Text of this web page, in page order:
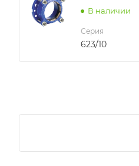
В наличии
Серия
623/10